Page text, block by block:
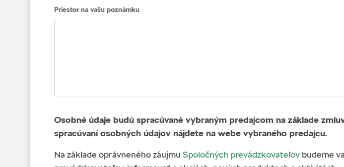
Priestor na vašu poznámku
Osobné údaje budú spracúvané vybraným predajcom na základe
spracúvaní osobných údajov nájdete na webe vybraného predajcu.
Na základe oprávneného záujmu Spoločných prevádzkovateľov budeme